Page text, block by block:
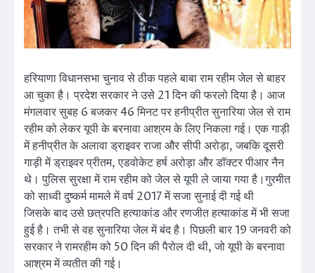
हरियाणा विधानसभा चुनाव से ठीक पहले बाबा राम रहीम जेल से बाहर
आ चुका है। प्रदेश सरकार ने उसे 21 दिन की फरलो दिया है। आज
मंगलवार सुबह 6 बजकर 46 मिनट पर हनीप्रीत सुनारिया जेल से राम
रहीम को लेकर यूपी के बरनावा आश्रम के लिए निकला गई। एक गाड़ी
में हनीप्रीत के अलावा ड्राइवर राजा और सीपी अरोड़ा, जबकि दूसरी
गाड़ी में ड्राइवर प्रीतम, एडवोकेट हर्ष अरोड़ा और डॉक्टर पीआर नैन
थे। पुलिस सुरक्षा में राम रहीम को जेल से यूपी ले जाया गया है।गुरमीत
को साध्वी दुष्कर्म मामले में वर्ष 2017 में सजा सुनाई दी गई थी
जिसके बाद उसे छत्रपति हत्याकांड और रणजीत हत्याकांड में भी सजा
हुई है। तभी से वह सुनारिया जेल में बंद है। पिछली बार 19 जनवरी को
सरकार ने रामरहीम को 50 दिन की पैरोल दी थी, जो यूपी के बरनावा
आश्रम में व्यतीत की गई।